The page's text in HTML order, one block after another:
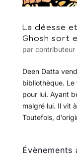
La déesse
Ghosh sort
par contributeur|
Deen Datta
bibliothèque. Le
pour lui. Ayant
malgré lui. Il vit
Toutefois,
Évènements